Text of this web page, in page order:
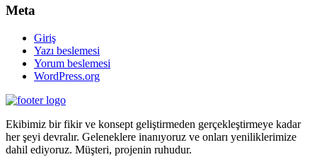
Meta
Giriş
Yazı beslemesi
Yorum beslemesi
WordPress.org
Ekibimiz bir fikir ve konsept geliştirmeden gerçekleştirmeye kadar
her şeyi devralır. Geleneklere inanıyoruz ve onları yeniliklerimize
dahil ediyoruz. Müşteri, projenin ruhudur.